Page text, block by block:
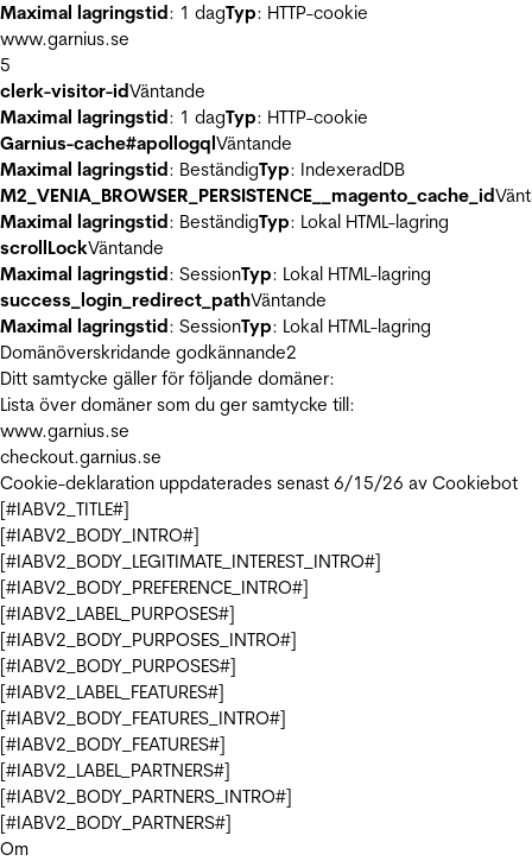
Maximal lagringstid: 1 dagTyp: HTTP-cookie
www.garnius.se
5
clerk-visitor-idVäntande
Maximal lagringstid: 1 dagTyp: HTTP-cookie
Garnius-cache#apollogqlVäntande
Maximal lagringstid: BeständigTyp: IndexeradDB
M2_VENIA_BROWSER_PERSISTENCE__magento_cache_id
Maximal lagringstid: BeständigTyp: Lokal HTML-lagring
scrollLockVäntande
Maximal lagringstid: SessionTyp: Lokal HTML-lagring
success_login_redirect_pathVäntande
Maximal lagringstid: SessionTyp: Lokal HTML-lagring
Domänöverskridande godkännande2
Ditt samtycke gäller för följande domäner:
Lista över domäner som du ger samtycke till:
www.garnius.se
checkout.garnius.se
Cookie-deklaration uppdaterades senast 6/15/26 av Cookiebot
[#IABV2_TITLE#]
[#IABV2_BODY_INTRO#]
[#IABV2_BODY_LEGITIMATE_INTEREST_INTRO#]
[#IABV2_BODY_PREFERENCE_INTRO#]
[#IABV2_LABEL_PURPOSES#]
[#IABV2_BODY_PURPOSES_INTRO#]
[#IABV2_BODY_PURPOSES#]
[#IABV2_LABEL_FEATURES#]
[#IABV2_BODY_FEATURES_INTRO#]
[#IABV2_BODY_FEATURES#]
[#IABV2_LABEL_PARTNERS#]
[#IABV2_BODY_PARTNERS_INTRO#]
[#IABV2_BODY_PARTNERS#]
Om